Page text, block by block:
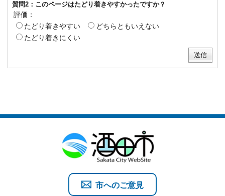
質問2：このページはたどり着きやすかったですか？
評価：
たどり着きやすい
どちらともいえない
たどり着きにくい
市へのご意見